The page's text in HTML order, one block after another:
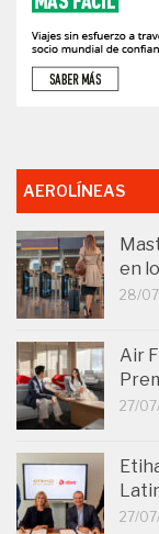
AEROLÍNEAS
en
28/
Air
27/
27/